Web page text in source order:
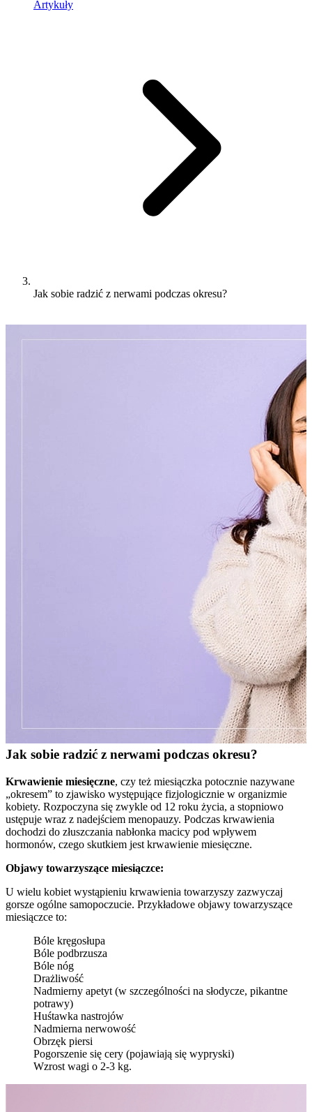
Artykuły
Jak sobie radzić z nerwami podczas okresu?
Jak sobie radzić z nerwami podczas okresu?
Krwawienie miesięczne, czy też miesiączka potocznie nazywane
„okresem” to zjawisko występujące fizjologicznie w organizmie
kobiety. Rozpoczyna się zwykle od 12 roku życia, a stopniowo
ustępuje wraz z nadejściem menopauzy. Podczas krwawienia
dochodzi do złuszczania nabłonka macicy pod wpływem
hormonów, czego skutkiem jest krwawienie miesięczne.
Objawy towarzyszące miesiączce:
U wielu kobiet wystąpieniu krwawienia towarzyszy zazwyczaj
gorsze ogólne samopoczucie. Przykładowe objawy towarzyszące
miesiączce to:
Bóle kręgosłupa
Bóle podbrzusza
Bóle nóg
Drażliwość
Nadmierny apetyt (w szczególności na słodycze, pikantne
potrawy)
Huśtawka nastrojów
Nadmierna nerwowość
Obrzęk piersi
Pogorszenie się cery (pojawiają się wypryski)
Wzrost wagi o 2-3 kg.